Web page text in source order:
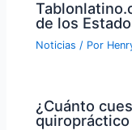
de los
Noticias / Por
¿Cuánto
quiropráctico